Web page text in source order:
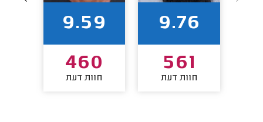
9.76
561
חוות דעת
9.59
460
חוות דעת